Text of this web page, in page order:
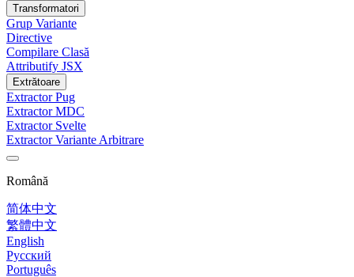
Transformatori
Grup Variante
Directive
Compilare Clasă
Attributify JSX
Extrătoare
Extractor Pug
Extractor MDC
Extractor Svelte
Extractor Variante Arbitrare
Română
简体中文
繁體中文
English
Русский
Português